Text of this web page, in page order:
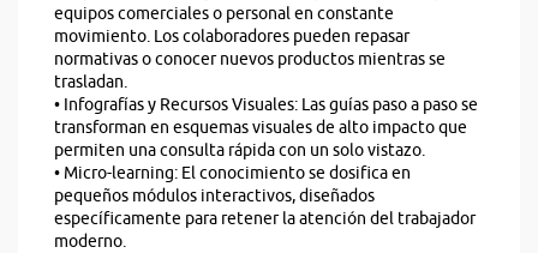
equipos comerciales o personal en constante
movimiento. Los colaboradores pueden repasar
normativas o conocer nuevos productos mientras se
trasladan.
• Infografías y Recursos Visuales: Las guías paso a paso se
transforman en esquemas visuales de alto impacto que
permiten una consulta rápida con un solo vistazo.
• Micro-learning: El conocimiento se dosifica en
pequeños módulos interactivos, diseñados
específicamente para retener la atención del trabajador
moderno.